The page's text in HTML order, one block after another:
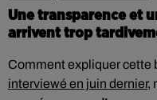
Une transparence et
arrivent trop
Comment expliquer cette
interviewé en juin dernier,